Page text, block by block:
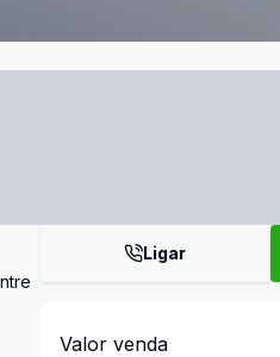
Ligar
Valor venda